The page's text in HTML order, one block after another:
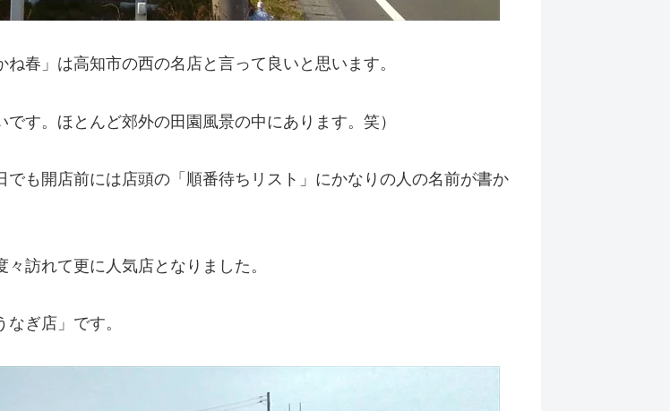
春」は高知市の西の名店と言って良いと思います。
す。ほとんど郊外の田園風景の中にあります。笑）
も開店前には店頭の「順番待ちリスト」にかなりの人の名前が書か
訪れて更に人気店となりました。
ぎ店」です。